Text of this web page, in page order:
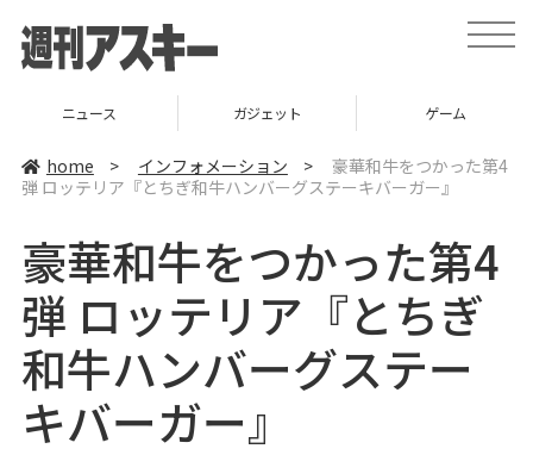
t
o
a
v
t
o
ニュース ガジェット ゲーム
home > インフォメーション >
豪華和牛をつかった第4
弾 ロッテリア『とちぎ和牛ハンバーグステーキバーガー』
豪華和牛をつかった第4
弾 ロッテリア『とちぎ
和牛ハンバーグステー
キバーガー』